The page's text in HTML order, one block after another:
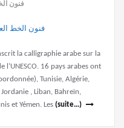
فنون
la calligraphie arabe sur la
16 pays arabes ont
Tunisie, Algérie,
, Liban, Bahreïn,
et Yémen. Les (suite…)